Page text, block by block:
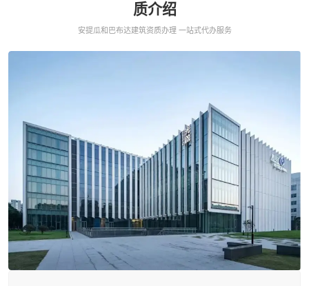
质介绍
安提瓜和巴布达建筑资质办理 一站式代办服务